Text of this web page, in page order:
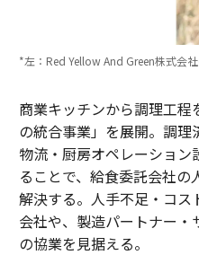
*左：Red Yellow And Green株式会
商業キッチンから調理工
の統合事業」を展開。調理
物流・厨房オペレーショ
ることで、給食委託会社
解決する。人手不足・コ
会社や、製造パートナー・
の協業を見据える。